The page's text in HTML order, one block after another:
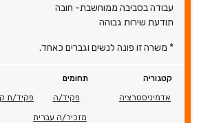
עבודה בסביבה ממוחשבת- חובה
תודעת שירות גבוהה
* משרה זו פונה לנשים וגברים כאחד.
קטגוריה
תחומים
אדמיניסטרציה
פקיד/ה פקיד/ת
מזכיר/ה עברית